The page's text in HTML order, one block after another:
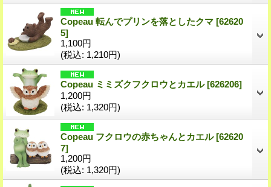
Copeau 転んでプリンを落としたクマ [62620
5]
1,100円
(税込: 1,210円)
Copeau ミミズクフクロウとカエル[626206]
1,200円
(税込: 1,320円)
Copeau フクロウの赤ちゃんとカエル[62620
7]
1,200円
(税込: 1,320円)